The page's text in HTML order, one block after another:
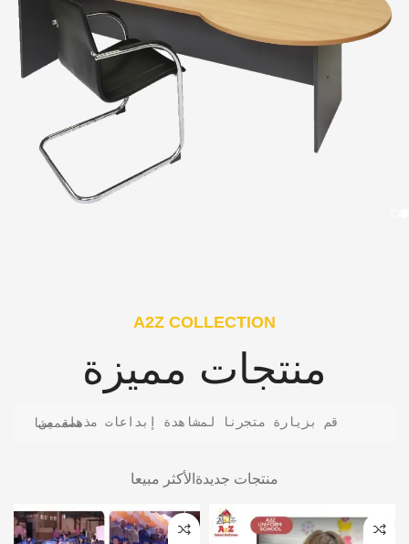
A2Z COLLECTION
منتجات مميزة
قم بزيارة متجرنا لمشاهدة إبداعات مذهلة من مصممينا
منتجات جديدة الأكثر مبيعا